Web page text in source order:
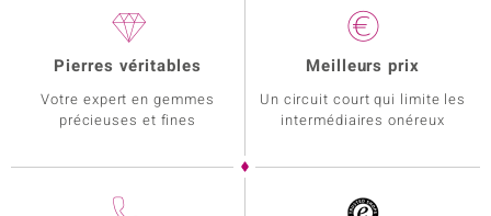
Pierres véritables
Votre expert en gemmes
précieuses et fines
Meilleurs prix
Un circuit court qui limite les
intermédiaires onéreux